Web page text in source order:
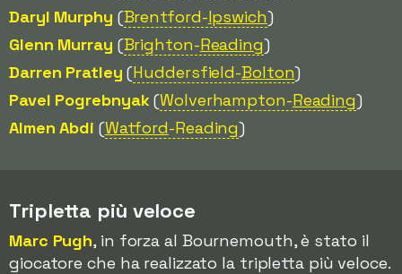
Daryl Murphy (Brentford-Ipswich)
Glenn Murray (Brighton-Reading)
Darren Pratley (Huddersfield-Bolton)
Pavel Pogrebnyak(Wolverhampton-Reading)
Almen Abdi (Watford-Reading)
Tripletta più veloce
Marc Pugh, in forza al Bournemouth, è stato il
giocatore che ha realizzato la tripletta più veloce.